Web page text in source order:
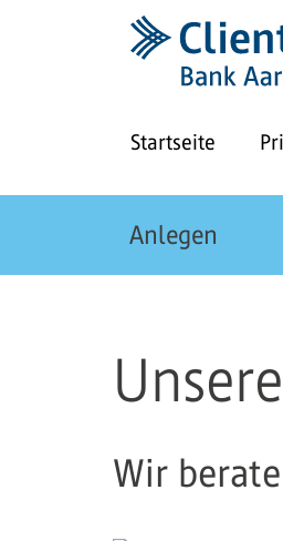
Startseite
Anlegen
Wir